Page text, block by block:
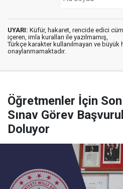
UYARI: Küfür, hakaret, rencide edici
içeren, imla kuralları ile yazılmamış,
Türkçe karakter kullanılmayan ve büyük
onaylanmamaktadır.
Öğretmenler İçin
Sınav Görev
Doluyor